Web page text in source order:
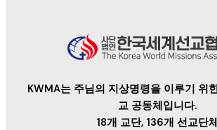
KWMA는 주님의 지상명령을 이루기 위
교 공동체입니다.
18개 교단, 136개 선교단체